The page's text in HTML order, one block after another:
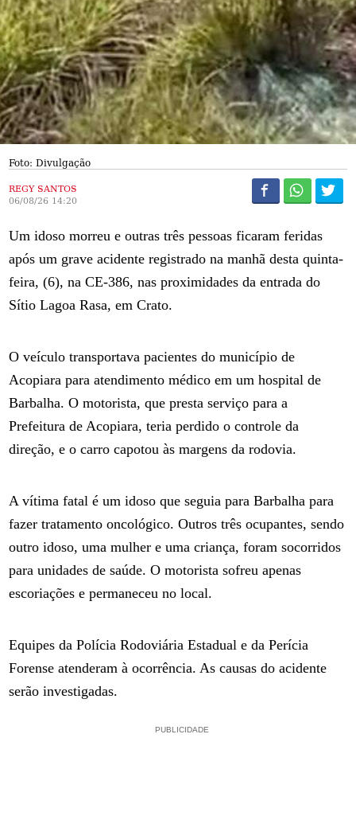
Foto: Divulgação
REGY SANTOS
06/08/26 14:20
Um idoso morreu e outras três pessoas ficaram feridas
após um grave acidente registrado na manhã desta quinta-
feira, (6), na CE-386, nas proximidades da entrada do
Sítio Lagoa Rasa, em Crato.
O veículo transportava pacientes do município de
Acopiara para atendimento médico em um hospital de
Barbalha. O motorista, que presta serviço para a
Prefeitura de Acopiara, teria perdido o controle da
direção, e o carro capotou às margens da rodovia.
A vítima fatal é um idoso que seguia para Barbalha para
fazer tratamento oncológico. Outros três ocupantes, sendo
outro idoso, uma mulher e uma criança, foram socorridos
para unidades de saúde. O motorista sofreu apenas
escoriações e permaneceu no local.
Equipes da Polícia Rodoviária Estadual e da Perícia
Forense atenderam à ocorrência. As causas do acidente
serão investigadas.
PUBLICIDADE